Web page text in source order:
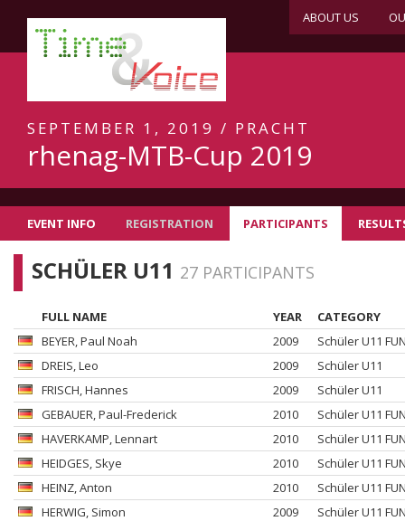
ABOUT US
SEPTEMBER 1, 2019 / PRACHT
rhenag-MTB-Cup 2019
EVENT INFO REGISTRATION PARTICIPANTS
SCHÜLER U11 27 PARTICIPANTS
FULL NAME YEAR
CATEGORY
BEYER, Paul Noah 2009
Schüler U11
DREIS, Leo 2009
Schüler U11
FRISCH, Hannes 2009
Schüler U11
GEBAUER, Paul-Frederick 2010
Schüler U11
HAVERKAMP, Lennart 2010
Schüler U11
HEIDGES, Skye 2010
Schüler U11
HEINZ, Anton 2010
Schüler U11
HERWIG, Simon 2009
Schüler U11